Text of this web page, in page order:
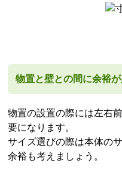
物置と壁との間に余裕
物置の設置の際には左右
要になります。
サイズ選びの際は本体の
余裕も考えましょう。